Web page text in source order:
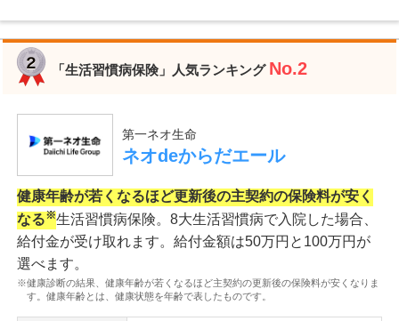
「生活習慣病保険」人気ランキング No.2
第一ネオ生命
ネオdeからだエール
健康年齢が若くなるほど更新後の主契約の保険料が安く
なる※生活習慣病保険。8大生活習慣病で入院した場合、
給付金が受け取れます。給付金額は50万円と100万円が
選べます。
※健康診断の結果、健康年齢が若くなるほど主契約の更新後の保険料が安くなりま
す。健康年齢とは、健康状態を年齢で表したものです。